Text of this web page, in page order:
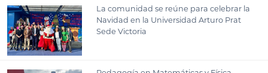
La comunidad se reúne para celebrar la
Navidad en la Universidad Arturo Prat
Sede Victoria